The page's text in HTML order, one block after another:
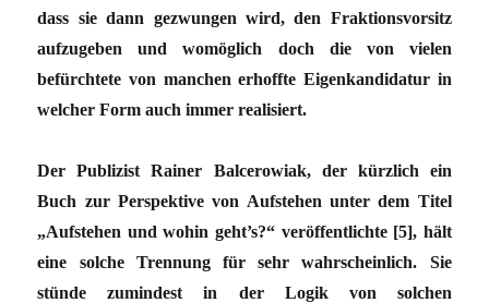
dass sie dann gezwungen wird, den Fraktionsvorsitz
aufzugeben und womöglich doch die von vielen
befürchtete von manchen erhoffte Eigenkandidatur in
welcher Form auch immer realisiert.
Der Publizist Rainer Balcerowiak, der kürzlich ein
Buch zur Perspektive von Aufstehen unter dem Titel
„Aufstehen und wohin geht’s?“ veröffentlichte [5], hält
eine solche Trennung für sehr wahrscheinlich. Sie
stünde zumindest in der Logik von solchen